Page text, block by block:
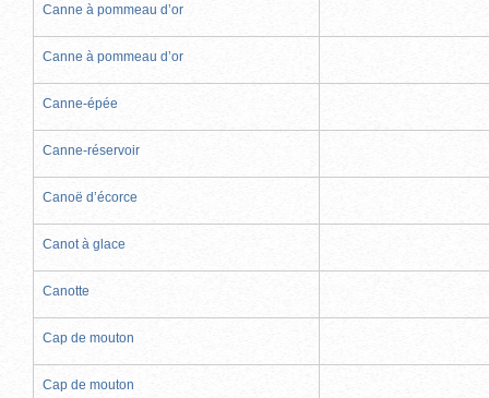
Canne à pommeau d’or
Canne à pommeau d’or
Canne-épée
Canne-réservoir
Canoë d’écorce
Canot à glace
Canotte
Cap de mouton
Cap de mouton